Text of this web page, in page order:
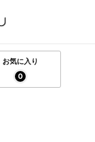
お気に入り
0